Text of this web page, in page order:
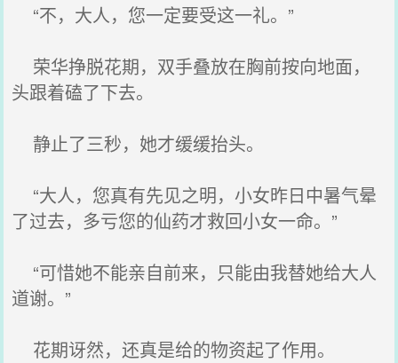
“不，大人，您一定要受这一礼。”
荣华挣脱花期，双手叠放在胸前按向地面，
头跟着磕了下去。
静止了三秒，她才缓缓抬头。
“大人，您真有先见之明，小女昨日中暑气晕
了过去，多亏您的仙药才救回小女一命。”
“可惜她不能亲自前来，只能由我替她给大人
道谢。”
花期讶然，还真是给的物资起了作用。